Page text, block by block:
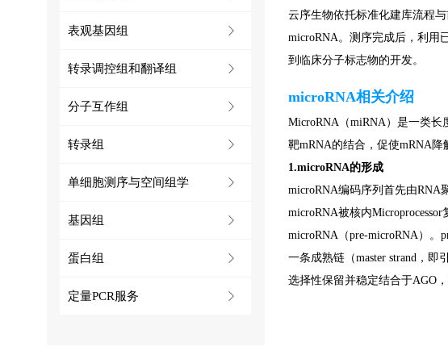
云序生物依托标准化建库流程
microRNA。测序完成后，利用
到临床分子标志物的开发。
microRNA相关介绍
MicroRNA（miRNA）是一类长
靶mRNA的结合，促使mRNA降
1.microRNA的形成
microRNA编码序列首先由
microRNA被核内
microRNA（pre-microRNA）
一条成熟链（master strand，即
选择性保留并稳定结合于AGO
表观基因组 ꁕ
转录调控组和翻译组 ꁕ
分子互作组 ꁕ
转录组 ꁕ
单细胞测序与空间组学 ꁕ
基因组 ꁕ
蛋白组 ꁕ
定量PCR服务 ꁕ